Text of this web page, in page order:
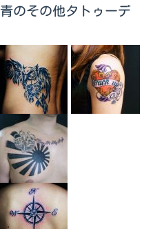
のその他タトゥーデ